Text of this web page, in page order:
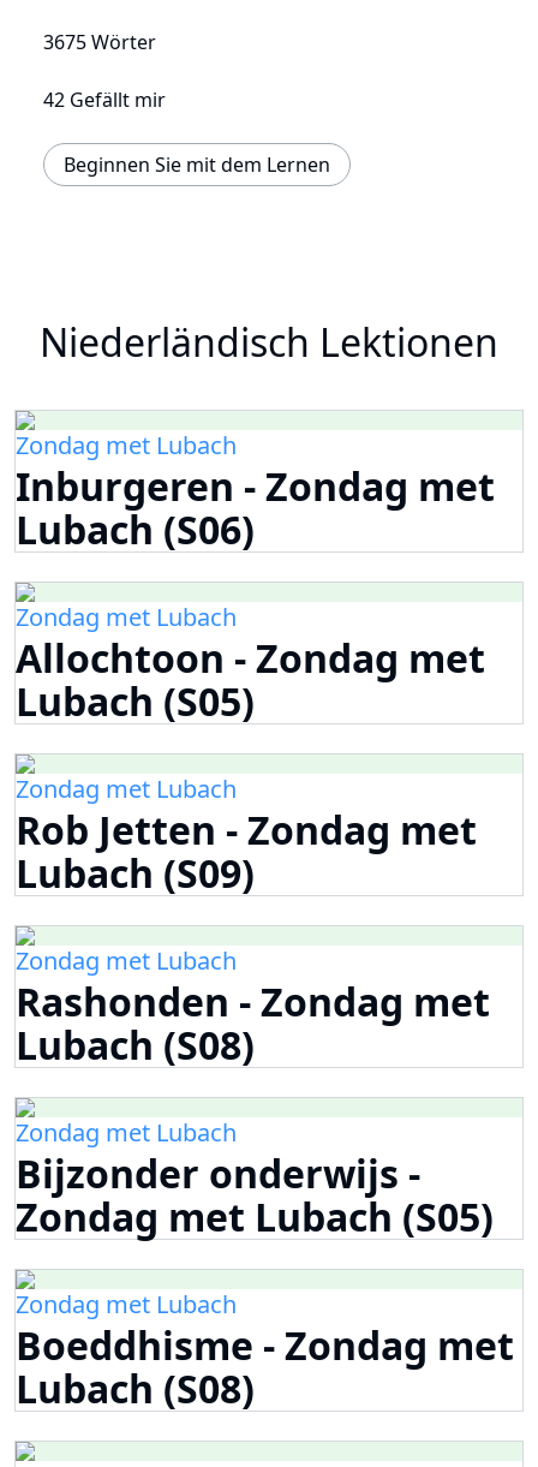
3675 Wörter
42 Gefällt mir
Beginnen Sie mit dem Lernen
Niederländisch Lektionen
Zondag met Lubach
Inburgeren - Zondag met
Lubach (S06)
Zondag met Lubach
Allochtoon - Zondag met
Lubach (S05)
Zondag met Lubach
Rob Jetten - Zondag met
Lubach (S09)
Zondag met Lubach
Rashonden - Zondag met
Lubach (S08)
Zondag met Lubach
Bijzonder onderwijs -
Zondag met Lubach (S05)
Zondag met Lubach
Boeddhisme - Zondag met
Lubach (S08)